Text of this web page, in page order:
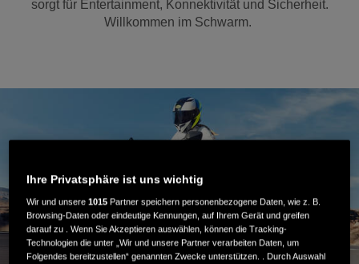
sorgt für Entertainment, Konnektivität und Sicherheit.
Willkommen im Schwarm.
Video abspielen
Ihre Privatsphäre ist uns wichtig
Wir und unsere1015 Partner speichern personenbezogene Daten, wie z. B.
Browsing-Daten oder eindeutige Kennungen, auf Ihrem Gerät und greifen
darauf zu . Wenn Sie Akzeptieren auswählen, können die Tracking-
Technologien die unter „Wir und unsere Partner verarbeiten Daten, um
Folgendes bereitzustellen“ genannten Zwecke unterstützen. . Durch Auswahl